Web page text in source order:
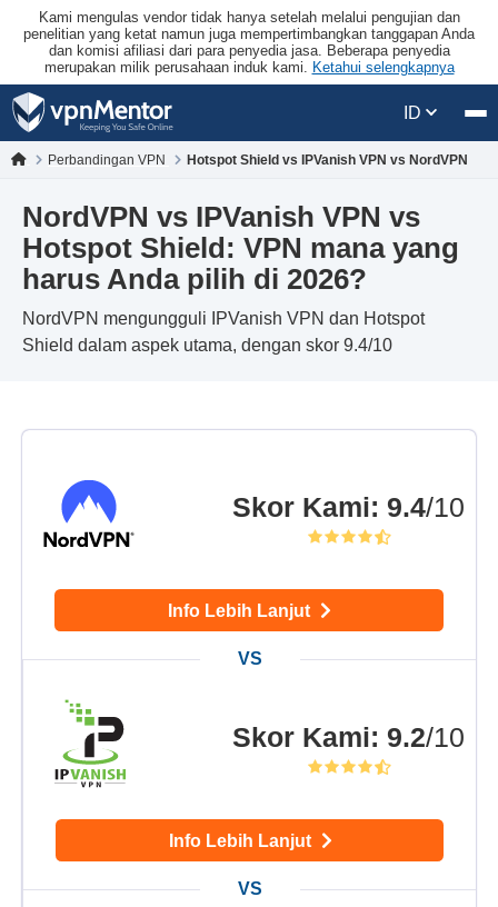
Kami mengulas vendor tidak hanya setelah melalui pengujian dan
penelitian yang ketat namun juga mempertimbangkan tanggapan Anda
dan komisi afiliasi dari para penyedia jasa. Beberapa penyedia
merupakan milik perusahaan induk kami. Ketahui selengkapnya
ID
Perbandingan VPN Hotspot Shield vs IPVanish VPN vs NordVPN
NordVPN vs IPVanish VPN vs
Hotspot Shield: VPN mana yang
harus Anda pilih di 2026?
NordVPN mengungguli IPVanish VPN dan Hotspot
Shield dalam aspek utama, dengan skor 9.4/10
Skor Kami: 9.4/10
Info Lebih Lanjut
Skor Kami: 9.2/10
Info Lebih Lanjut